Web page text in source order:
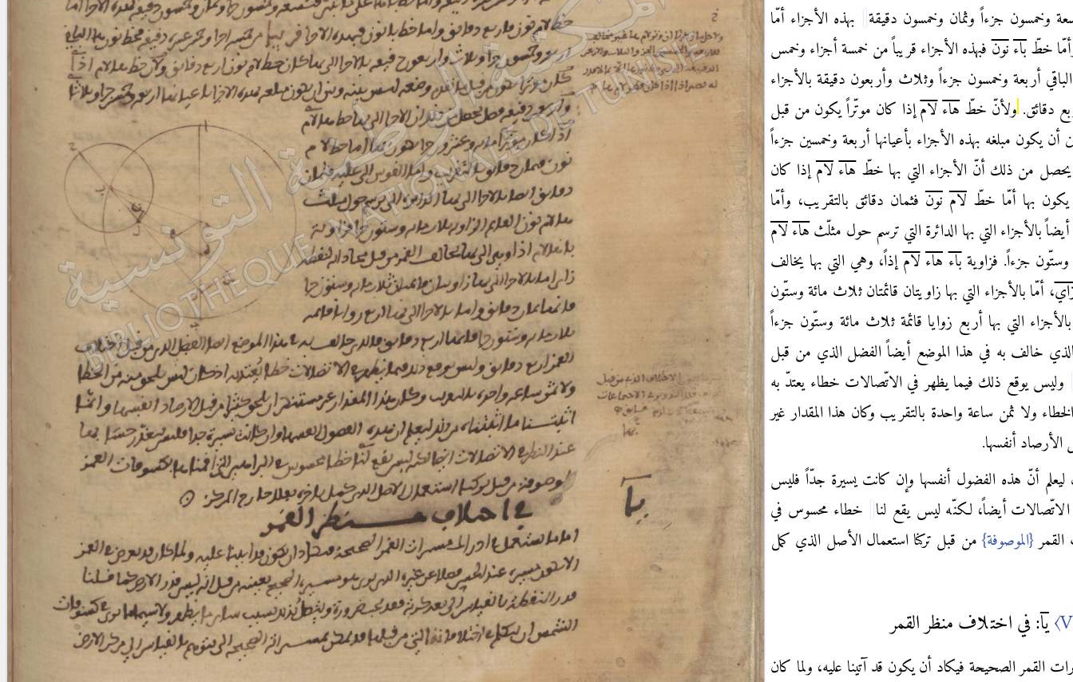
Conference
Arabic Works
Arabic Manuscripts
Latin Works
Latin Manuscripts
Latin Early Prints
Images
Texts
betaGlossary
Resources
Licenses·FAQ·Contact·
Impressum·Privacy · 2013
Print 🖨
وخمسون جزءاً وثمان وخمسون دقيقة
بهذه الأجزاء أمّا
خطّ باء نون فبهذه الأجزاء قريباً من خمسة أجزاء وخمس
أربعة وخمسون جزءاً وثلاث وأربعون دقيقة بالأجزاء
دقائق. ولأنّ خطّ هاء لام إذا كان موتّراً يكون من قبل
يكون مبلغه بهذه الأجزاء بأعيانها أربعة وخمسين جزءاً
يحصل من ذلك أنّ الأجزاء التي بها خطّ هاء لام إذا كان
بها أمّا خطّ لام نون فثمان دقائق بالتقريب، وأمّا
بالأجزاء التي بها الدائرة التي ترسم حول مثلّث هاء لام
وستّون جزءاً. فزاوية باء هاء لام إذاً، وهي التي بها يخالف
، أمّا بالأجزاء التي بها زاويتان قائمتان ثلاث مائة وستّون
التي بها أربع زوايا قائمة ثلاث مائة وستّون جزءاً
خالف به في هذا الموضع أيضاً الفضل الذي من قبل
وليس يوقع ذلك فيما يظهر في الاتّصالات خطاء يعتدّ به
ولا ثمن ساعة واحدة بالتقريب وكان هذا المقدار غير
أنفسها.
ليعلم أنّ هذه الفضول أنفسها وإن كانت يسيرة جدّاً فليس
الاتّصالات أيضاً، لكنّه ليس يقع لنا
خطاء محسوس في
القمر {الموصوفة}من قبل تركنا استعمال الأصل الذي كمل
يا: في اختلاف منظر القمر
القمر الصحيحة فيكاد أن يكون قد آتينا عليه، ولما كان